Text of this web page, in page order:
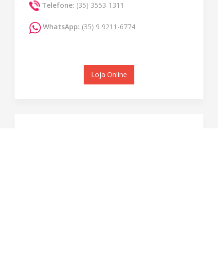
Telefone: (35) 3553-1311
WhatsApp: (35) 9 9211-6774
Loja Online